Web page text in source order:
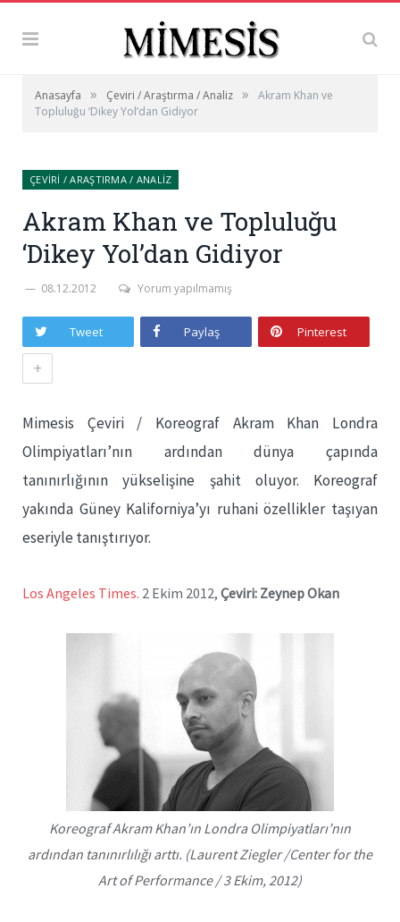
Anasayfa » Çeviri / Araştırma / Analiz »
Akram Khan ve
Topluluğu ‘Dikey Yol’dan Gidiyor
ÇEVIRI / ARAŞTIRMA / ANALIZ
Akram Khan ve Topluluğu
‘Dikey Yol’dan Gidiyor
08.12.2012 Yorum yapılmamış
Tweet Paylaş Pinterest
+
Mimesis Çeviri / Koreograf Akram Khan Londra
Olimpiyatları’nın ardından dünya çapında
tanınırlığının yükselişine şahit oluyor. Koreograf
yakında Güney Kaliforniya’yı ruhani özellikler taşıyan
eseriyle tanıştırıyor.
Los Angeles Times. 2 Ekim 2012, Çeviri: Zeynep Okan
Koreograf Akram Khan’ın Londra Olimpiyatları’nın
ardından tanınırlılığı arttı. (Laurent Ziegler /Center for the
Art of Performance / 3 Ekim, 2012)